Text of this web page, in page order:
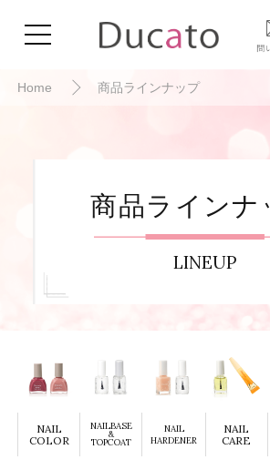
Home 商品ラインナップ
商品ラインナ
LINEUP
NAIL
COLOR
NAILBASE
&
TOPCOAT
NAIL
HARDENER
NAIL
CARE